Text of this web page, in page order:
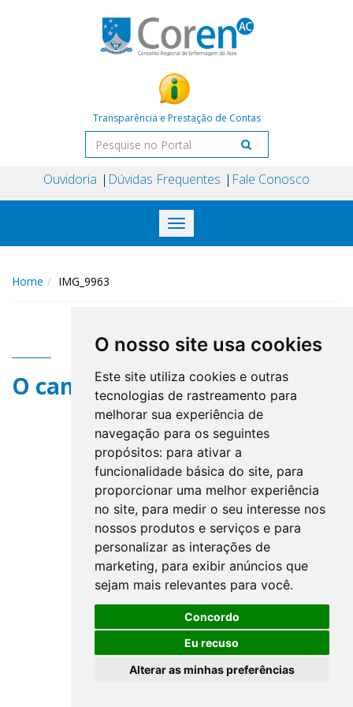
O nosso site usa cookies
Este site utiliza cookies e outras
tecnologias de rastreamento para
melhorar sua experiência de
navegação para os seguintes
propósitos: para ativar a
funcionalidade básica do site, para
proporcionar uma melhor experiência
no site, para medir o seu interesse nos
nossos produtos e serviços e para
personalizar as interações de
marketing, para exibir anúncios que
sejam mais relevantes para você.
Concordo
Eu recuso
Alterar as minhas preferências
Transparência e Prestação de Contas
Ouvidoria Dúvidas Frequentes Fale Conosco
Toggle
navigation
Home IMG_9963
O campo title não existe.